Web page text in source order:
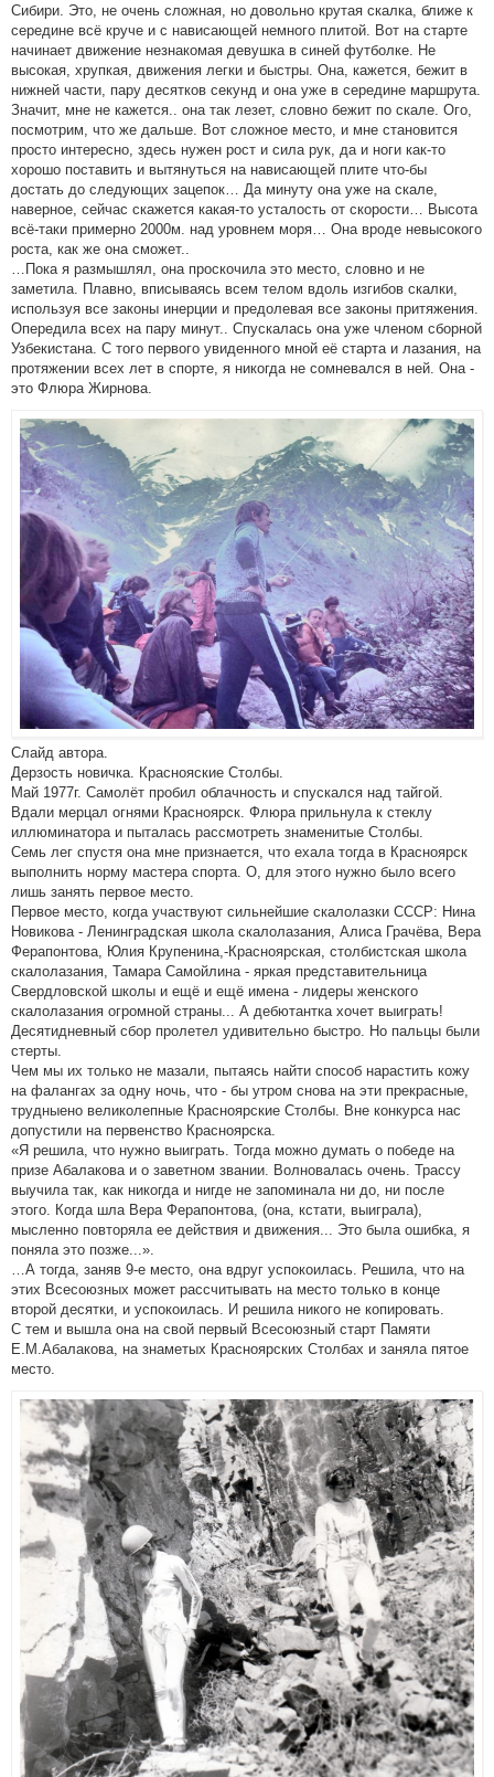
Сибири. Это, не очень сложная, но довольно крутая скалка, ближе к
середине всё круче и с нависающей немного плитой. Вот на старте
начинает движение незнакомая девушка в синей футболке. Не
высокая, хрупкая, движения легки и быстры. Она, кажется, бежит в
нижней части, пару десятков секунд и она уже в середине маршрута.
Значит, мне не кажется.. она так лезет, словно бежит по скале. Ого,
посмотрим, что же дальше. Вот сложное место, и мне становится
просто интересно, здесь нужен рост и сила рук, да и ноги как-то
хорошо поставить и вытянуться на нависающей плите что-бы
достать до следующих зацепок… Да минуту она уже на скале,
наверное, сейчас скажется какая-то усталость от скорости… Высота
всё-таки примерно 2000м. над уровнем моря… Она вроде невысокого
роста, как же она сможет..
…Пока я размышлял, она проскочила это место, словно и не
заметила. Плавно, вписываясь всем телом вдоль изгибов скалки,
используя все законы инерции и предолевая все законы притяжения.
Опередила всех на пару минут.. Спускалась она уже членом сборной
Узбекистана. С того первого увиденного мной её старта и лазания, на
протяжении всех лет в спорте, я никогда не сомневался в ней. Она -
это Флюра Жирнова.
Слайд автора.
Дерзость новичка. Краснояские Столбы.
Май 1977г. Самолёт пробил облачность и спускался над тайгой.
Вдали мерцал огнями Красноярск. Флюра прильнула к стеклу
иллюминатора и пыталась рассмотреть знаменитые Столбы.
Семь лег спустя она мне признается, что ехала тогда в Красноярск
выполнить норму мастера спорта. О, для этого нужно было всего
лишь занять первое место.
Первое место, когда участвуют сильнейшие скалолазки СССР: Нина
Новикова - Ленинградская школа скалолазания, Алиса Грачёва, Вера
Ферапонтова, Юлия Крупенина,-Красноярская, столбистская школа
скалолазания, Тамара Самойлина - яркая представительница
Свердловской школы и ещё и ещё имена - лидеры женского
скалолазания огромной страны... А дебютантка хочет выиграть!
Десятидневный сбор пролетел удивительно быстро. Но пальцы были
стерты.
Чем мы их только не мазали, пытаясь найти способ нарастить кожу
на фалангах за одну ночь, что - бы утром снова на эти прекрасные,
трудныено великолепные Красноярские Столбы. Вне конкурса нас
допустили на первенство Красноярска.
«Я решила, что нужно выиграть. Тогда можно думать о победе на
призе Абалакова и о заветном звании. Волновалась очень. Трассу
выучила так, как никогда и нигде не запоминала ни до, ни после
этого. Когда шла Вера Ферапонтова, (она, кстати, выиграла),
мысленно повторяла ее действия и движения... Это была ошибка, я
поняла это позже...».
…А тогда, заняв 9-е место, она вдруг успокоилась. Решила, что на
этих Всесоюзных может рассчитывать на место только в конце
второй десятки, и успокоилась. И решила никого не копировать.
С тем и вышла она на свой первый Всесоюзный старт Памяти
Е.М.Абалакова, на знаметых Красноярских Столбах и заняла пятое
место.